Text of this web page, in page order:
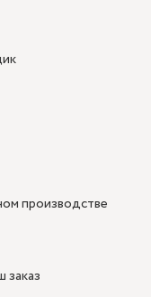
производстве
заказ